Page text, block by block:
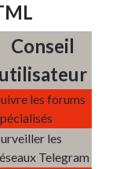
Conseil
utilisateur
les forums
les
Telegram